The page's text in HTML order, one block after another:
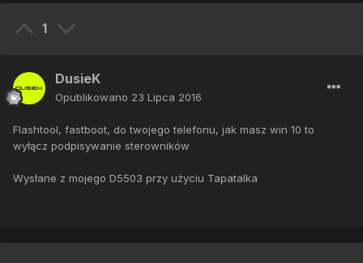
1
DusieK
Opublikowano 23 Lipca 2016
Flashtool, fastboot, do twojego telefonu, jak masz win 10 to
wyłącz podpisywanie sterowników
Wysłane z mojego D5503 przy użyciu Tapatalka